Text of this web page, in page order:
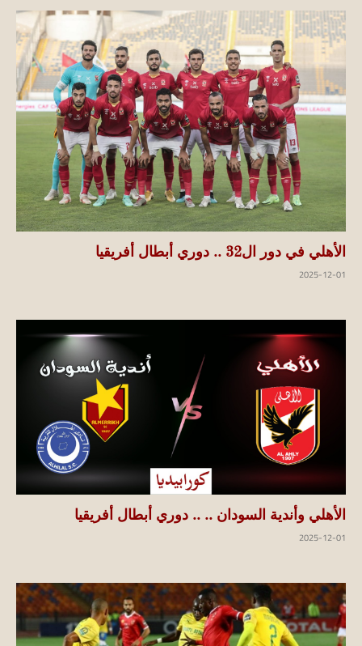
الأهلي في دور ال32 .. دوري أبطال أفريقيا
2025-12-01
الأهلي وأندية السودان .. .. دوري أبطال أفريقيا
2025-12-01